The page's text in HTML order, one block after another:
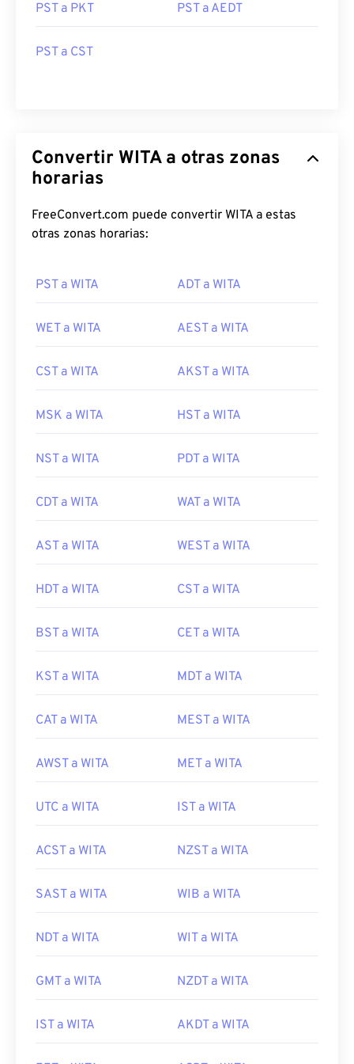
PST a PKT PST a AEDT
PST a CST
Convertir WITA a otras zonas
horarias
FreeConvert.com puede convertir WITA a estas
otras zonas horarias:
PST a WITA ADT a WITA
WET a WITA AEST a WITA
CST a WITA AKST a WITA
MSK a WITA HST a WITA
NST a WITA PDT a WITA
CDT a WITA WAT a WITA
AST a WITA WEST a WITA
HDT a WITA CST a WITA
BST a WITA CET a WITA
KST a WITA MDT a WITA
CAT a WITA MEST a WITA
AWST a WITA MET a WITA
UTC a WITA IST a WITA
ACST a WITA NZST a WITA
SAST a WITA WIB a WITA
NDT a WITA WIT a WITA
GMT a WITA NZDT a WITA
IST a WITA AKDT a WITA